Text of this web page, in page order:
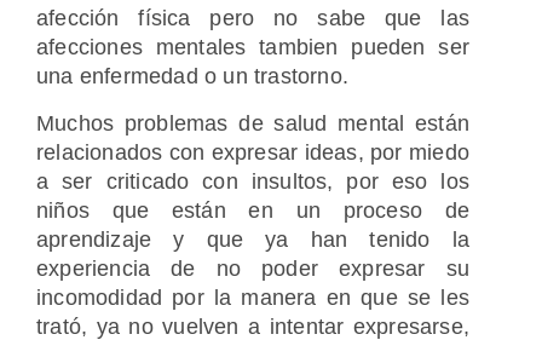
afección física pero no sabe que las
afecciones mentales tambien pueden ser
una enfermedad o un trastorno.
Muchos problemas de salud mental están
relacionados con expresar ideas, por miedo
a ser criticado con insultos, por eso los
niños que están en un proceso de
aprendizaje y que ya han tenido la
experiencia de no poder expresar su
incomodidad por la manera en que se les
trató, ya no vuelven a intentar expresarse,